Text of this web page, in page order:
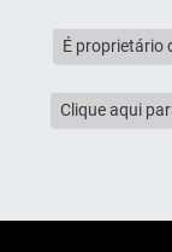
É proprietário
Clique aqui